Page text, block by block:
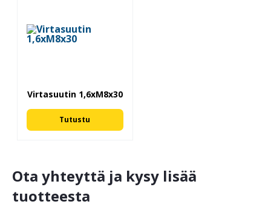
Virtasuutin 1,6xM8x30
Tutustu
Ota yhteyttä ja kysy lisää
tuotteesta